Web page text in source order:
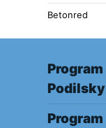
Betonred